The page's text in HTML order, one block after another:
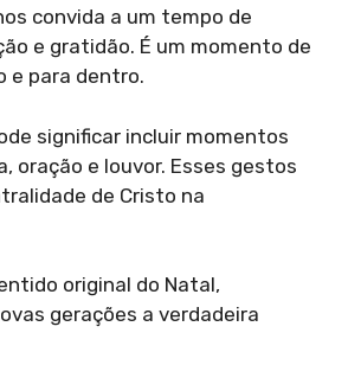
convida a um tempo de
e gratidão. É um momento de
e para dentro.
significar incluir momentos
oração e louvor. Esses gestos
de Cristo na
original do Natal,
gerações a verdadeira